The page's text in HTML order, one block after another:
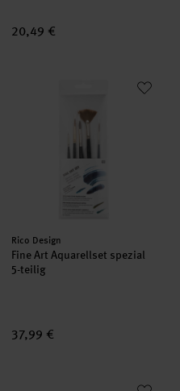
20,49 €
Fine Art Aquarellset spezial
Hersteller:
Rico Design
Fine Art Aquarellset spezial
5-teilig
37,99 €
Pinselmappe klein 32x28cm